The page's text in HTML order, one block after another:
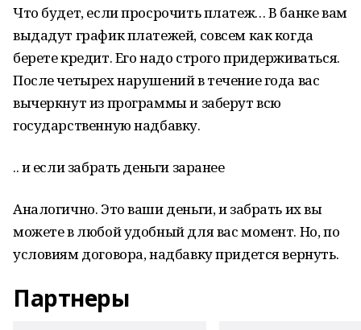
Что будет, если просрочить платеж… В банке вам
выдадут график платежей, совсем как когда
берете кредит. Его надо строго придерживаться.
После четырех нарушений в течение года вас
вычеркнут из программы и заберут всю
государственную надбавку.
.. и если забрать деньги заранее
Аналогично. Это ваши деньги, и забрать их вы
можете в любой удобный для вас момент. Но, по
условиям договора, надбавку придется вернуть.
Партнеры